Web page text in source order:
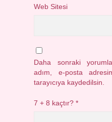
Web Sitesi
Daha sonraki
adım, e-posta
tarayıcıya kaydedilsin.
7 + 8 kaçtır?*